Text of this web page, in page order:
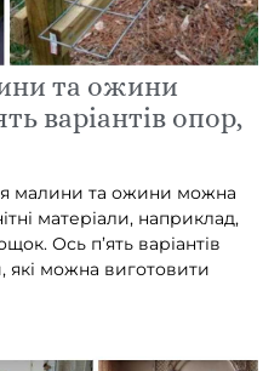
та ожини
варіантів опор,
малини та ожини можна
матеріали, наприклад,
Ось п’ять варіантів
можна виготовити